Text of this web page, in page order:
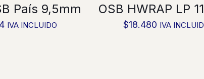
País 9,5mm
IVA INCLUIDO
OSB HWRAP LP
$18.480 IVA